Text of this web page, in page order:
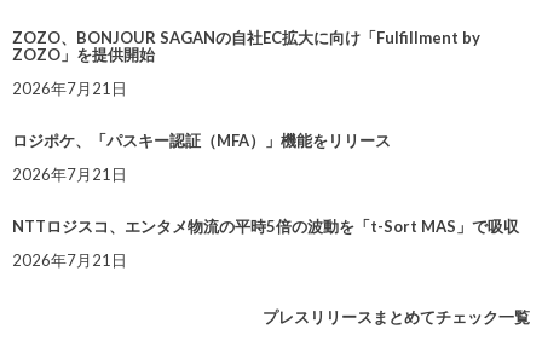
ZOZO、BONJOUR SAGANの自社EC拡大に向け「Fulfillment by
ZOZO」を提供開始
2026年7月21日
ロジポケ、「パスキー認証（MFA）」機能をリリース
2026年7月21日
NTTロジスコ、エンタメ物流の平時5倍の波動を「t-Sort MAS」で吸収
2026年7月21日
プレスリリースまとめてチェック一覧